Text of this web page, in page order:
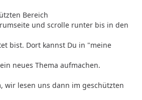
Bereich
und scrolle runter bis in den
bist. Dort kannst Du in "meine
neues Thema aufmachen.
wir lesen uns dann im geschützten